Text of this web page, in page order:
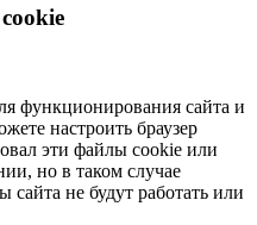
функционирования сайта и
настроить браузер
эти файлы cookie или
но в таком случае
сайта не будут работать или